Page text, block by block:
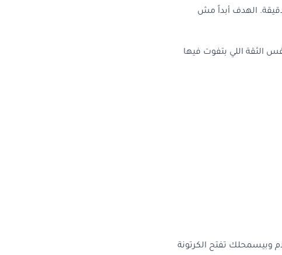
الهدف أبداً مش
الثقة اللي بتفوت فيها
وبيسمحلك تفتح الكرتونة